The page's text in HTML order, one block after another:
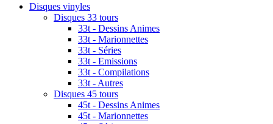
Disques vinyles
Disques 33 tours
33t - Dessins Animes
33t - Marionnettes
33t - Séries
33t - Emissions
33t - Compilations
33t - Autres
Disques 45 tours
45t - Dessins Animes
45t - Marionnettes